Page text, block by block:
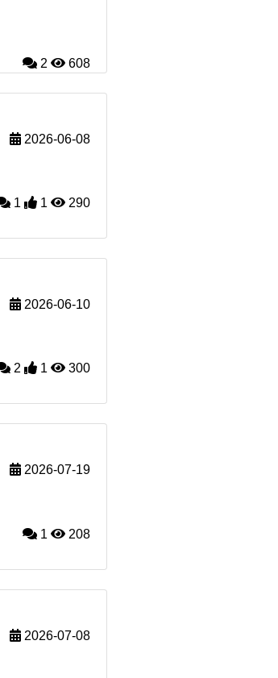
2 608
2026-06-08
1 1 290
2026-06-10
2 1 300
2026-07-19
1 208
2026-07-08